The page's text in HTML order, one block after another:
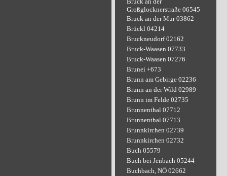
Großglocknerstraße 06545
Bruck an der Mur 03862
Brückl 04214
Bruckneudorf 02162
Bruck-Waasen 07733
Bruck-Waasen 07276
Brunei +673
Brunn am Gebirge 02236
Brunn an der Wild 02989
Brunn im Felde 02735
Brunnenthal 07712
Brunnenthal 07713
Brunnkirchen 02739
Brunnkirchen 02732
Buch 05579
Buch bei Jenbach 05244
Buchbach, NÖ 02662